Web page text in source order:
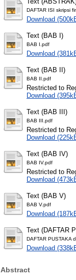
DAFTAR ISI skripsi
Download
Text (BAB I)
BAB I.pdf
Download
Text (BAB II)
BAB II.pdf
Restricted to
Download
Text (BAB III)
BAB III.pdf
Restricted to
Download
Text (BAB IV)
BAB IV.pdf
Restricted to
Download
Text (BAB V)
BAB V.pdf
Download
Text (DAFTAR
DAFTAR PUSTAKA
Download
Abstract